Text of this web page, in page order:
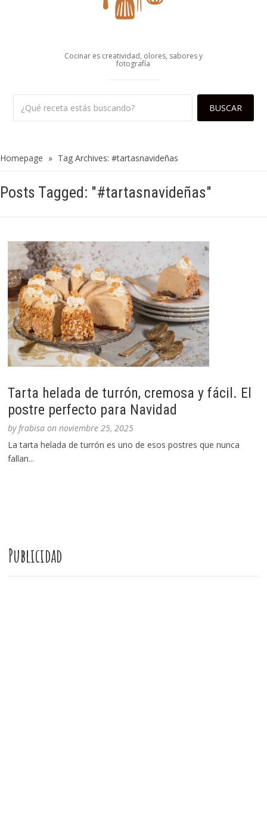
Cocinar es creatividad, olores, sabores y
fotografía
Homepage » Tag Archives: #tartasnavideñas
Posts Tagged: "#tartasnavideñas"
Tarta helada de turrón, cremosa y fácil. El
postre perfecto para Navidad
byfrabisa onnoviembre 25, 2025
La tarta helada de turrón es uno de esos postres que nunca
fallan...
Publicidad